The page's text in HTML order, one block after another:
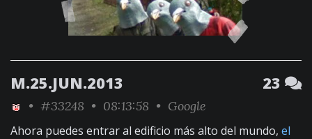
M.25.JUN.2013 23
• #33248 • 08:13:58 • Google
Ahora puedes entrar al edificio más alto del mundo, el